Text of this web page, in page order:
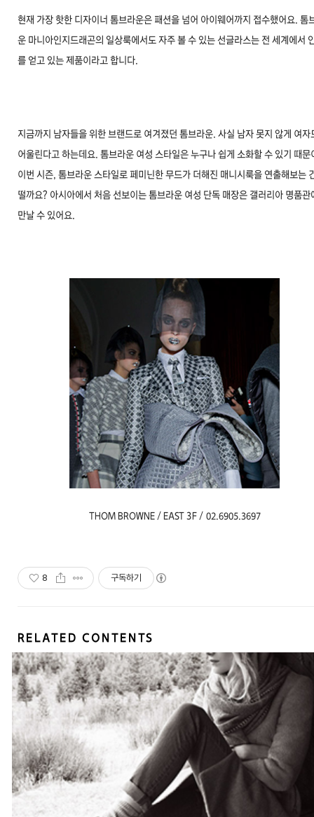
현재 가장 핫한 디자이너 톰브라운은 패션을 넘어 아이웨어까지 접수했어요. 톰
운 마니아인지드래곤의 일상룩에서도 자주 볼 수 있는 선글라스는 전 세계에서
를 얻고 있는 제품이라고 합니다.
지금까지 남자들을 위한 브랜드로 여겨졌던 톰브라운. 사실 남자 못지 않게 여자
어울린다고 하는데요. 톰브라운 여성 스타일은 누구나 쉽게 소화할 수 있기 때문
이번 시즌, 톰브라운 스타일로 페미닌한 무드가 더해진 매니시룩을 연출해보는
떨까요? 아시아에서 처음 선보이는 톰브라운 여성 단독 매장은 갤러리아 명품관
만날 수 있어요.
THOM BROWNE / EAST 3F / 02.6905.3697
8 구독하기
RELATED CONTENTS